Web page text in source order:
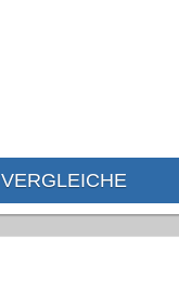
VERGLEICHE